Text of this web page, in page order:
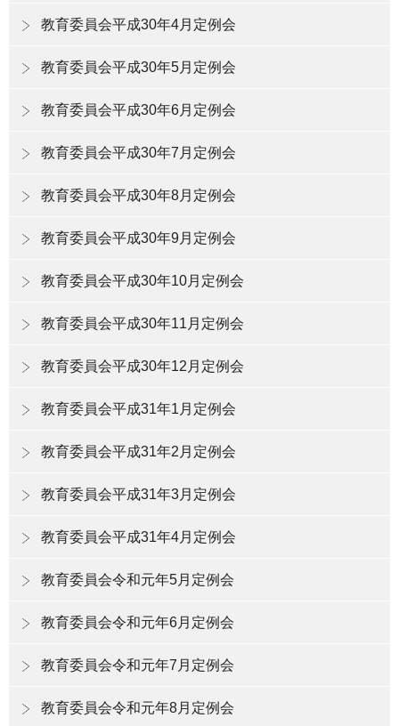
教育委員会平成30年4月定例会
教育委員会平成30年5月定例会
教育委員会平成30年6月定例会
教育委員会平成30年7月定例会
教育委員会平成30年8月定例会
教育委員会平成30年9月定例会
教育委員会平成30年10月定例会
教育委員会平成30年11月定例会
教育委員会平成30年12月定例会
教育委員会平成31年1月定例会
教育委員会平成31年2月定例会
教育委員会平成31年3月定例会
教育委員会平成31年4月定例会
教育委員会令和元年5月定例会
教育委員会令和元年6月定例会
教育委員会令和元年7月定例会
教育委員会令和元年8月定例会